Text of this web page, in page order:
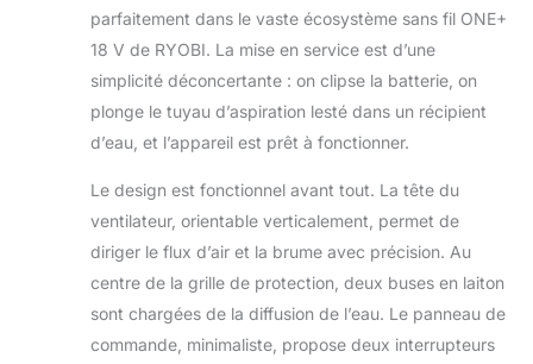
parfaitement dans le vaste écosystème sans fil ONE+
18 V de RYOBI. La mise en service est d’une
simplicité déconcertante : on clipse la batterie, on
plonge le tuyau d’aspiration lesté dans un récipient
d’eau, et l’appareil est prêt à fonctionner.
Le design est fonctionnel avant tout. La tête du
ventilateur, orientable verticalement, permet de
diriger le flux d’air et la brume avec précision. Au
centre de la grille de protection, deux buses en laiton
sont chargées de la diffusion de l’eau. Le panneau de
commande, minimaliste, propose deux interrupteurs